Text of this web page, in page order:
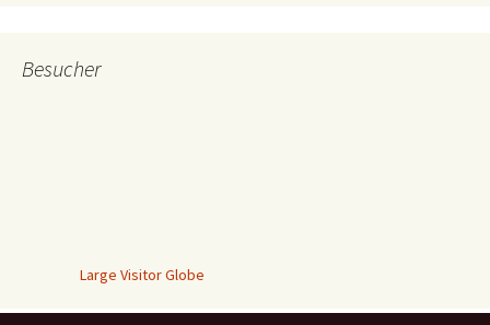
Besucher
Large Visitor Globe